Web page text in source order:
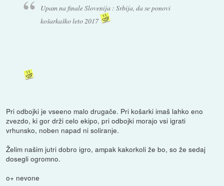
Upam na finale Slovenija : Srbija, da se ponovi
košarkaško leto 2017
Pri odbojki je vseeno malo drugače. Pri košarki imaš lahko eno
zvezdo, ki gor drži celo ekipo, pri odbojki morajo vsi igrati
vrhunsko, noben napad ni soliranje.
Želim našim jutri dobro igro, ampak kakorkoli že bo, so že sedaj
dosegli ogromno.
o+ nevone